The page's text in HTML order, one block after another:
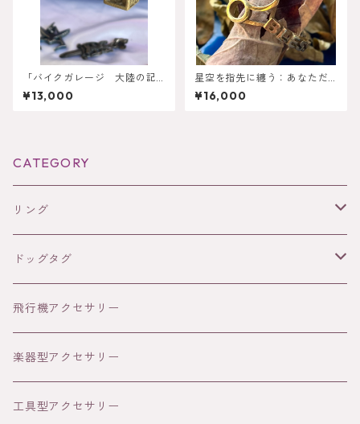
「バイクガレージ 大陸の記
憶」オーダーメイドボトル型
ネックレス
¥13,000
星空を指先に纏う：あなただ
けのゾディアックリング
¥16,000
CATEGORY
リング
コバルトクロム
シルバー
18K
パラジウム
ドッグタグ
ゴールド
写真プリント
文字
シルバー
写真
ブラック
飛行機アクセサリー
楽器型アクセサリー
工具型アクセサリー